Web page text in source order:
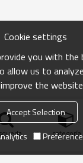
categoría
Cookie settings
you with the
allow us to
the
Accept Selection